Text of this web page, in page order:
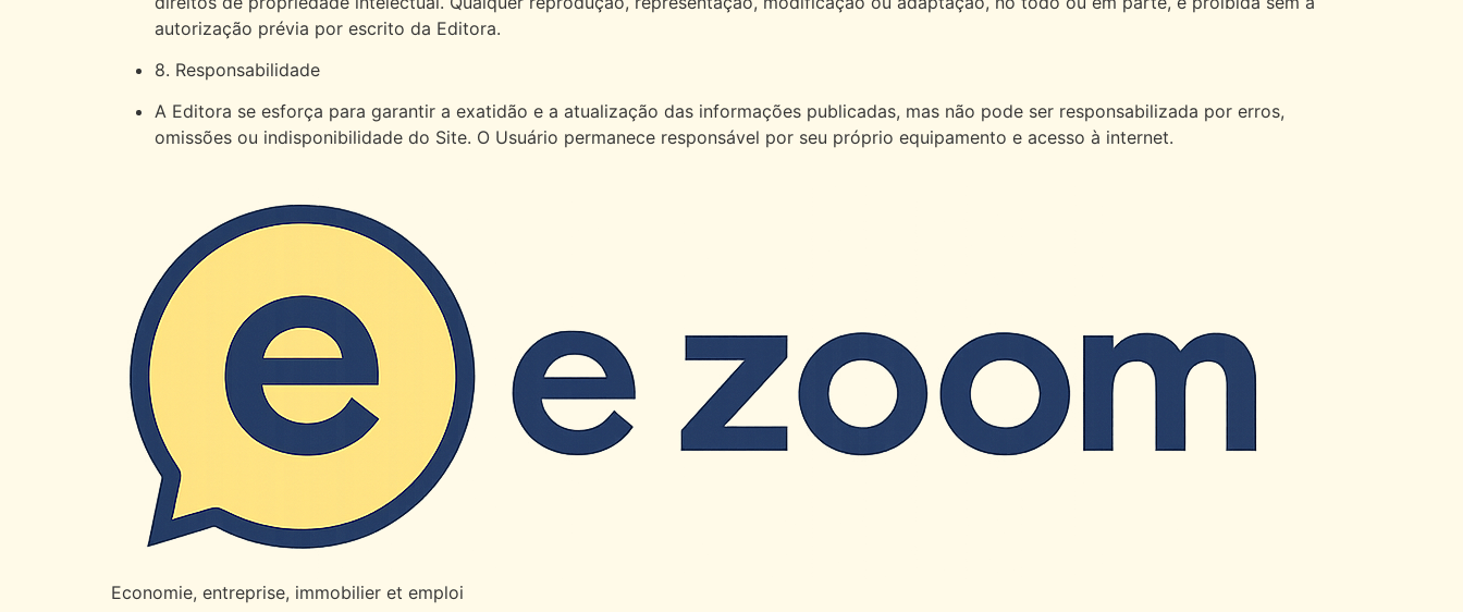
autorização prévia por escrito da Editora.
8. Responsabilidade
A Editora se esforça para garantir a exatidão e a atualização das informações publicadas, mas não pode ser responsabilizada por erros,
omissões ou indisponibilidade do Site. O Usuário permanece responsável por seu próprio equipamento e acesso à internet.
Economie, entreprise, immobilier et emploi